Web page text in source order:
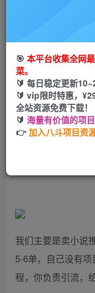
项目原理：每个
发引流广告，然后
我们主要是卖小说
5-6单，自己没有
程，你负责引流，
🎯 本平台收集全网
菜。
🔰 每日稳定更新
🔰 vip限时特惠，
全站资源免费下载！
🔰 海量有价值的项
👉加入八斗项目资